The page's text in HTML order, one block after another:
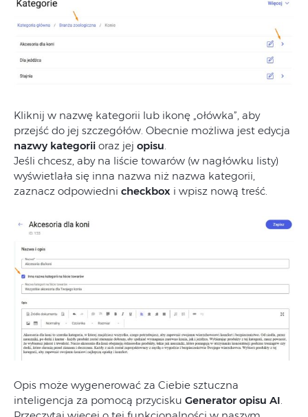
Kliknij w nazwę kategorii lub ikonę „ołówka”, aby
przejść do jej szczegółów. Obecnie możliwa jest edycja
nazwy kategorii oraz jej opisu.
Jeśli chcesz, aby na liście towarów (w nagłówku listy)
wyświetlała się inna nazwa niż nazwa kategorii,
zaznacz odpowiedni checkbox i wpisz nową treść.
Opis może wygenerować za Ciebie sztuczna
inteligencja za pomocą przycisku Generator opisu AI.